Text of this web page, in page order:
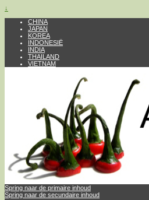
↓
CHINA
JAPAN
KOREA
INDONESIË
INDIA
THAILAND
VIETNAM
Spring naar de primaire inhoud
Spring naar de secundaire inhoud